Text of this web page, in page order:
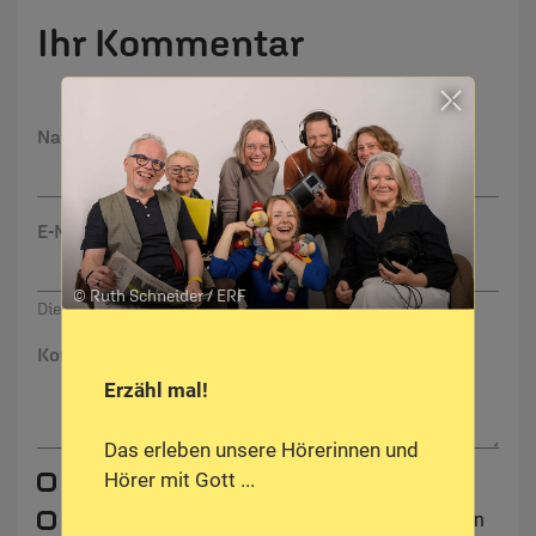
Ihr Kommentar
Name:
E-Mail:
Die E-Mail-Adresse wird nicht veröffentlicht.
Kommentar:
Meinen Kommentar nicht öffentlich teilen.
Ich bin damit einverstanden, dass meine Angaben
Erzähl mal!
Das erleben unsere Hörerinnen und
Hörer mit Gott ...
© Ruth Schneider / ERF